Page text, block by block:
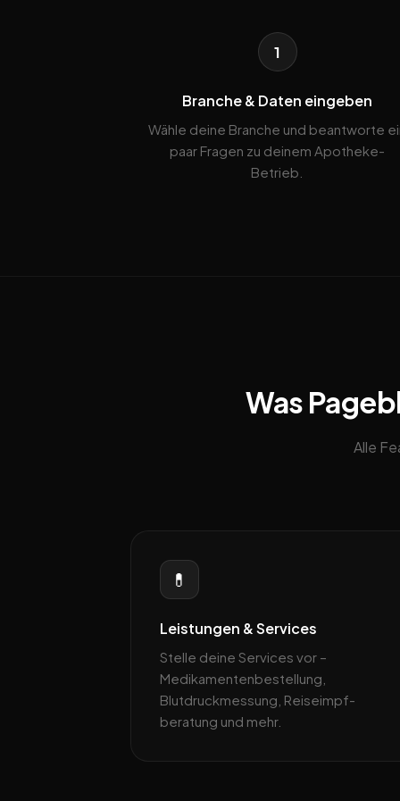
1
Branche & Daten eingeben
Wähle deine Branche und beantworte
paar Fragen zu deinem Apotheke-
Betrieb.
Was
Alle
💊
Leistungen & Services
Stelle deine Services vor –
Medikamenten­bestellung,
Blutdruckmessung, Reiseimpf­
beratung und mehr.